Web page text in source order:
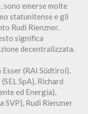
sono emerse molte
statunitense e gli
Rudi Rienzner.
significa
decentralizzata.
(RAI Südtirol),
SpA), Richard
ed Energia),
SVP), Rudi Rienzner